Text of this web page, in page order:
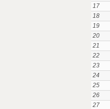
17
18
19
20
21
22
23
24
25
26
27